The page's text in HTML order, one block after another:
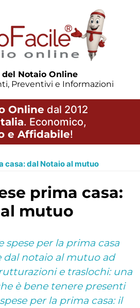
del Notaio Online
Preventivi e Informazioni
Online dal 2012
. Economico,
e Affidabile!
casa: dal Notaio al mutuo
mutuo
spese per la prima casa
dal notaio al mutuo ad
e traslochi: una
è bene tenere presenti
per la prima casa: il